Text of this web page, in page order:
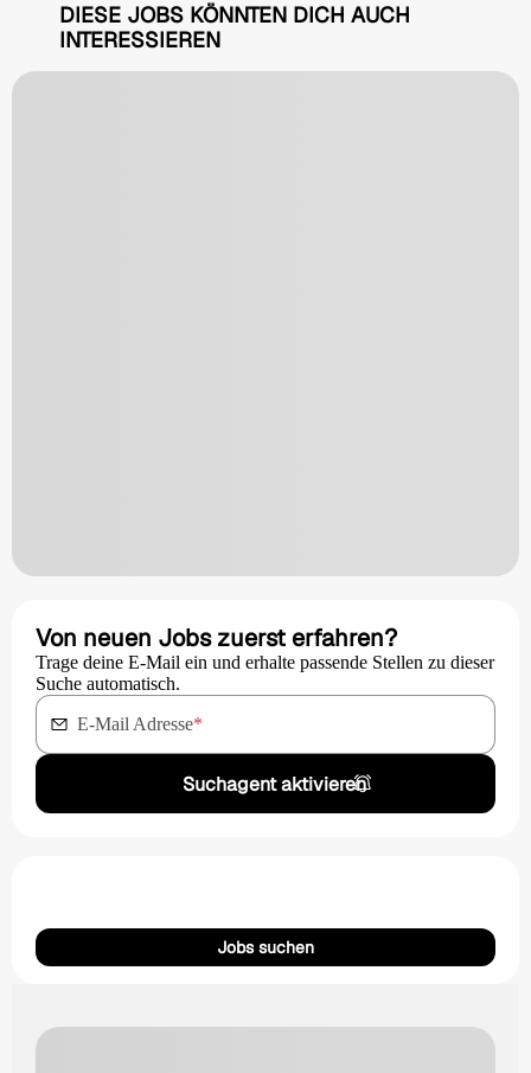
DIESE JOBS KÖNNTEN DICH AUCH
INTERESSIEREN
Von neuen Jobs zuerst erfahren?
Trage deine E-Mail ein und erhalte passende Stellen zu dieser
Suche automatisch.
E-Mail Adresse*
Suchagent aktivieren
Jobs suchen